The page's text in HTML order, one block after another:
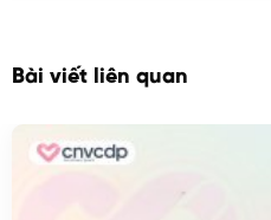
Bài viết liên quan